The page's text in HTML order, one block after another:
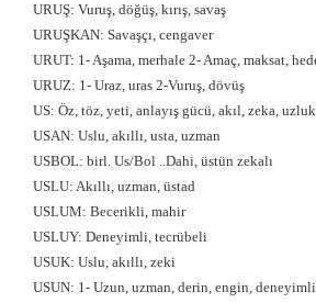
URUŞ: Vuruş, döğüş, kırış, savaş
URUŞKAN: Savaşçı, cengaver
URUT: 1- Aşama, merhale 2- Amaç, maksat,
URUZ: 1- Uraz, uras 2-Vuruş, dövüş
US: Öz, töz, yeti, anlayış gücü, akıl, zeka, uzluk
USAN: Uslu, akıllı, usta, uzman
USBOL: birl. Us/Bol ..Dahi, üstün zekalı
USLU: Akıllı, uzman, üstad
USLUM: Becerikli, mahir
USLUY: Deneyimli, tecrübeli
USUK: Uslu, akıllı, zeki
USUN: 1- Uzun, uzman, derin, engin,